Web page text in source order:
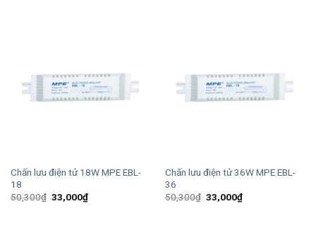
Chấn lưu điện tử 18W MPE EBL-
18
50,300₫ Giá
gốc
33,000₫Giá
hiện
Chấn lưu điện tử 36W MPE EBL-
36
50,300₫ Giá
gốc
33,000₫Giá
hiện